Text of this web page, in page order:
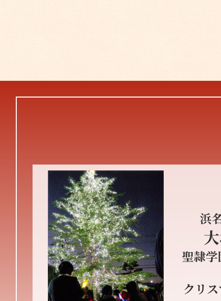
浜
聖隷
クリ